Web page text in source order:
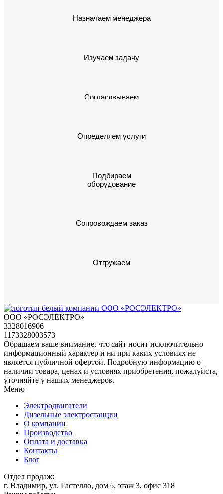
Назначаем менеджера
Изучаем задачу
Согласовываем
Определяем услуги
Подбираем
оборудование
Сопровождаем заказ
Отгружаем
ООО «РОСЭЛЕКТРО»
3328016906
1173328003573
Обращаем ваше внимание, что сайт носит исключительно
информационный характер и ни при каких условиях не
является публичной офертой. Подробную информацию о
наличии товара, ценах и условиях приобретения, пожалуйста,
уточняйте у наших менеджеров.
Меню
Электродвигатели
Дизельные электростанции
О компании
Производство
Оплата и доставка
Контакты
Блог
Отдел продаж:
г. Владимир, ул. Гастелло, дом 6, этаж 3, офис 318